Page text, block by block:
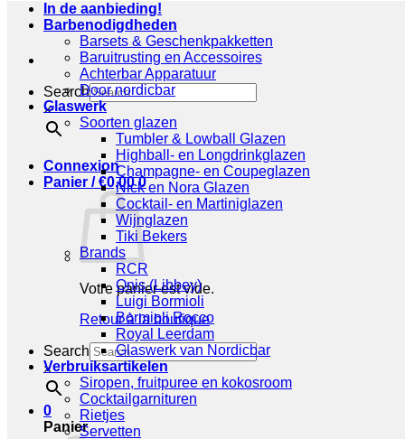
Search
×
Connexion
Panier /€0,00 0
Votre panier est vide.
Retour à la boutique
Search
×
0
Panier
In de aanbieding!
Barbenodigdheden
Barsets & Geschenkpakketten
Baruitrusting en Accessoires
Achterbar Apparatuur
Door nordicbar
Glaswerk
Soorten glazen
Tumbler & Lowball Glazen
Highball- en Longdrinkglazen
Champagne- en Coupeglazen
Nick en Nora Glazen
Cocktail- en Martiniglazen
Wijnglazen
Tiki Bekers
Brands
RCR
Onis (Libbey)
Luigi Bormioli
Bormioli Rocco
Royal Leerdam
Glaswerk van Nordicbar
Verbruiksartikelen
Siropen, fruitpuree en kokosroom
Cocktailgarnituren
Rietjes
Servetten